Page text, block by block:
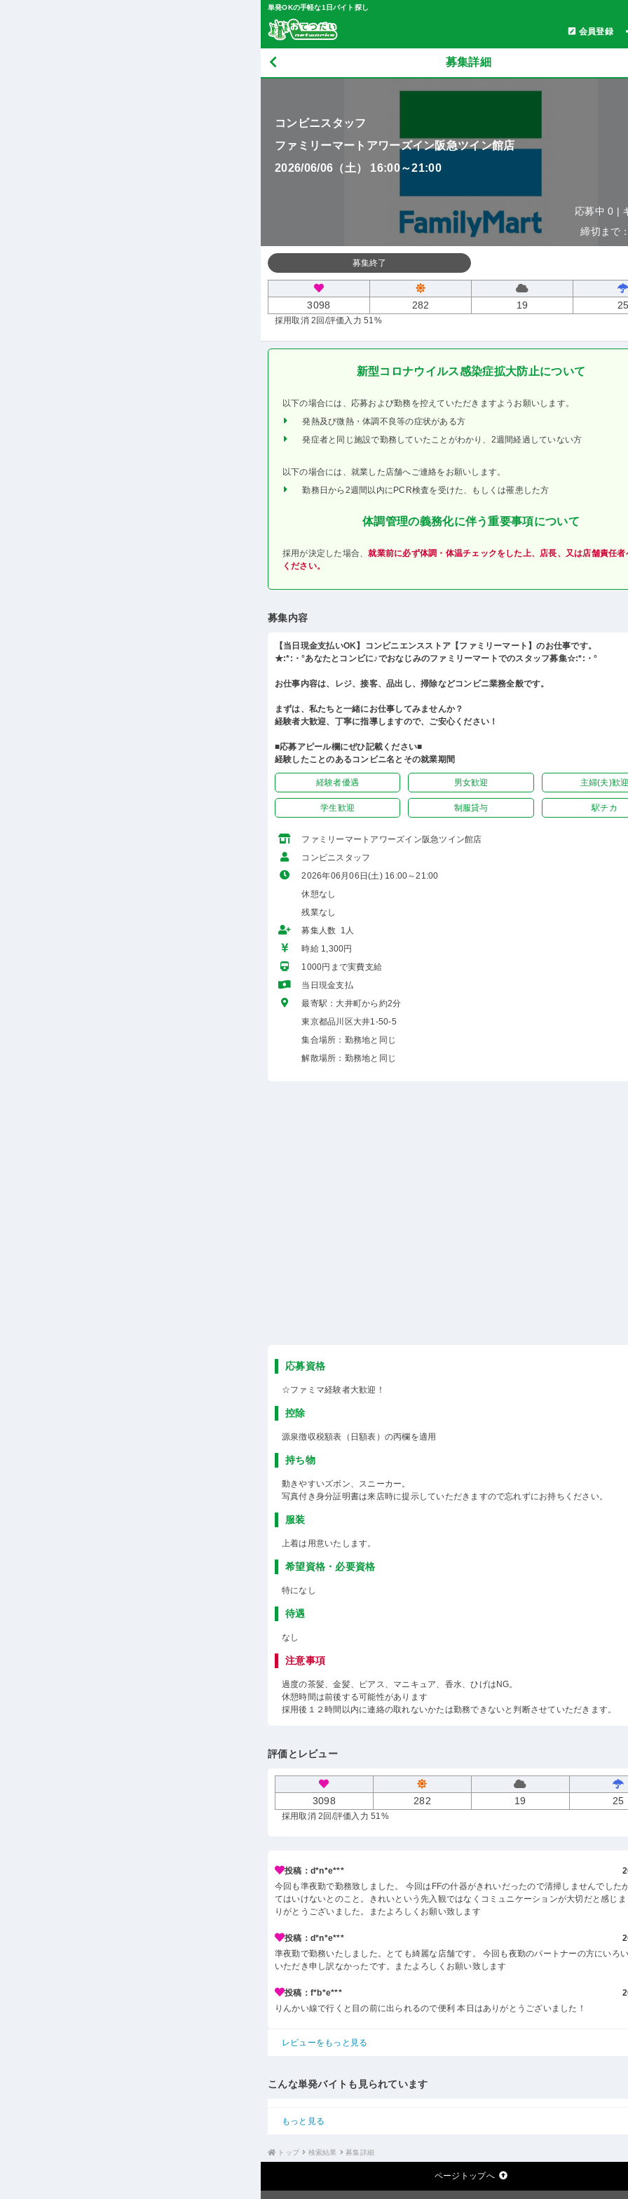
単発OKの手軽な1日バイト探し
会員登録
募集詳細
コンビニスタッフ
ファミリーマートアワーズイン阪急ツイン館店
2026/06/06（土） 16:00～21:00
応募中 0 |
締切まで
募集終了
3098 282 19
採用取消 2回 /評価入力 51%
新型コロナウイルス感染症拡大防止について
以下の場合には、応募および勤務を控えていただきますようお願いします。
発熱及び微熱・体調不良等の症状がある方
発症者と同じ施設で勤務していたことがわかり、2週間経過していない方
以下の場合には、就業した店舗へご連絡をお願いします。
勤務日から2週間以内にPCR検査を受けた、もしくは罹患した方
体調管理の義務化に伴う重要事項について
採用が決定した場合、就業前に必ず体調・体温チェックをした上、店長、又は店舗責任者
ください。
募集内容
【当日現金支払いOK】コンビニエンスストア【ファミリーマート】のお仕事です。
★:*:・°あなたとコンビに♪でおなじみのファミリーマートでのスタッフ募集☆:*:・°
お仕事内容は、レジ、接客、品出し、掃除などコンビニ業務全般です。
まずは、私たちと一緒にお仕事してみませんか？
経験者大歓迎、丁寧に指導しますので、ご安心ください！
■応募アピール欄にぜひ記載ください■
経験したことのあるコンビニ名とその就業期間
経験者優遇 男女歓迎 主婦(夫)歓
学生歓迎 制服貸与 駅チカ
ファミリーマートアワーズイン阪急ツイン館店
コンビニスタッフ
2026年06月06日(土) 16:00～21:00
休憩なし
残業なし
募集人数 1人
時給 1,300円
1000円まで実費支給
当日現金支払
最寄駅：大井町から約2分
東京都品川区大井1-50-5
集合場所：勤務地と同じ
解散場所：勤務地と同じ
応募資格
☆ファミマ経験者大歓迎！
控除
源泉徴収税額表（日額表）の丙欄を適用
持ち物
動きやすいズボン、スニーカー。
写真付き身分証明書は来店時に提示していただきますので忘れずにお持ちください。
服装
上着は用意いたします。
希望資格・必要資格
特になし
待遇
なし
注意事項
過度の茶髪、金髪、ピアス、マニキュア、香水、ひげはNG。
休憩時間は前後する可能性があります
採用後１２時間以内に連絡の取れないかたは勤務できないと判断させていただきます。
評価とレビュー
3098 282 19 25
採用取消 2回 /評価入力 51%
投稿：d*n*e***
今回も準夜勤で勤務致しました。 今回はFFの什器がきれいだったので清掃しませんでした
てはいけないとのこと。きれいという先入観ではなくコミュニケーションが大切だと感じ
りがとうございました。またよろしくお願い致します
投稿：d*n*e***
準夜勤で勤務いたしました。とても綺麗な店舗です。 今回も夜勤のパートナーの方にいろ
いただき申し訳なかったです。またよろしくお願い致します
投稿：f*b*e***
りんかい線で行くと目の前に出られるので便利 本日はありがとうございました！
レビューをもっと見る
こんな単発バイトも見られています
もっと見る
トップ 検索結果 募集詳細
ページトップへ